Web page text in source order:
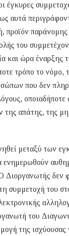
αυτά
προϊόν
του
και ώρα έναρξης
τρόπο το
που δεν
οποιαδήποτε
της απάτης, της
μεταξύ των
ενημερωθούν
δεν
συμμετοχή του
του
της